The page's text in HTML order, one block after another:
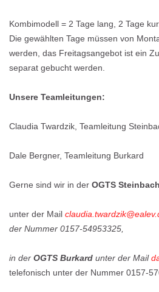
Kombimodell = 2 Tage lang, 2 Tage
Die gewählten Tage müssen von
werden, das Freitagsangebot ist ein
separat gebucht werden.
Unsere Teamleitungen:
Claudia Twardzik, Teamleitung
Dale Bergner, Teamleitung Burkard
Gerne sind wir in der OGTS
unter der Mail
der Nummer 0157-54953325,
in der OGTS Burkard unter der Mail
telefonisch unter der Nummer 0157-